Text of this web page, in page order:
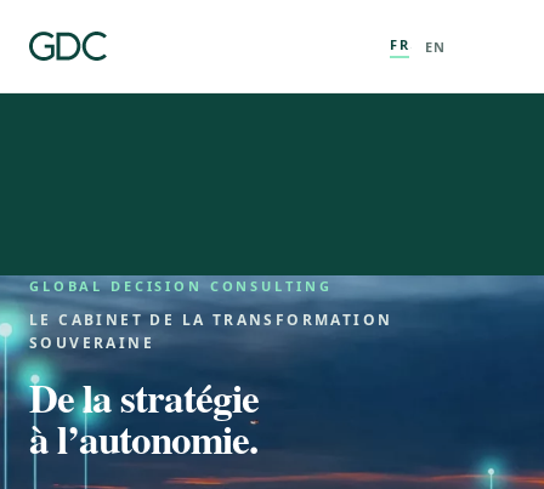
FR EN
GLOBAL DECISION CONSULTING
LE CABINET DE LA TRANSFORMATION
SOUVERAINE
De la stratégie
à l’autonomie.